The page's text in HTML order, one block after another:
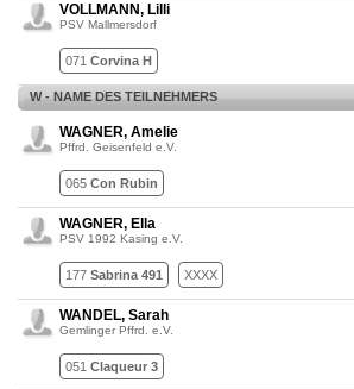
VOLLMANN, Lilli
PSV Mallmersdorf
071 Corvina H
W - NAME DES TEILNEHMERS
WAGNER, Amelie
Pffrd. Geisenfeld e.V.
065 Con Rubin
WAGNER, Ella
PSV 1992 Kasing e.V.
177 Sabrina 491 XXXX
WANDEL, Sarah
Gemlinger Pffrd. e.V.
051 Claqueur 3